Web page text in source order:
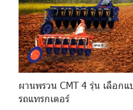
ผานพรวน CMT 4 รุ่น เลือก
รถแทรกเตอร์